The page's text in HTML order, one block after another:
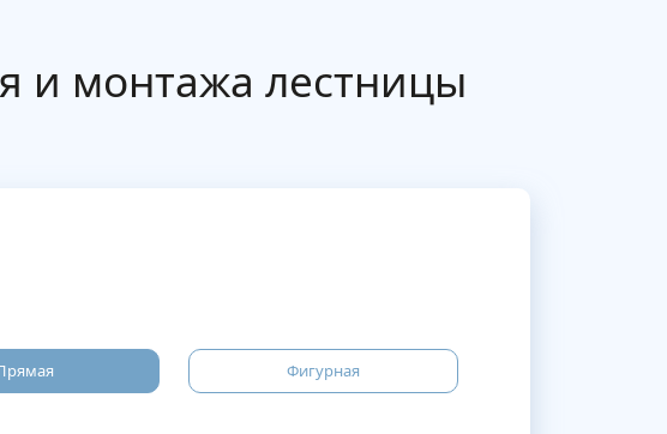
и монтажа лестницы
Фигурная